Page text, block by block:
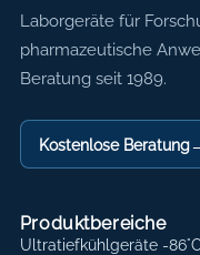
Axon
Laborgeräte für
pharmazeutische
Beratung seit 1989.
Kostenlose Beratung
Produktbereiche
Ultratiefkühlgeräte -